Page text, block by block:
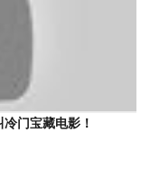
门宝藏电影！